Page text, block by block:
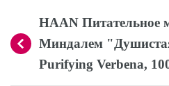
HAAN Питательное
Миндалем
Purifying Verbena,